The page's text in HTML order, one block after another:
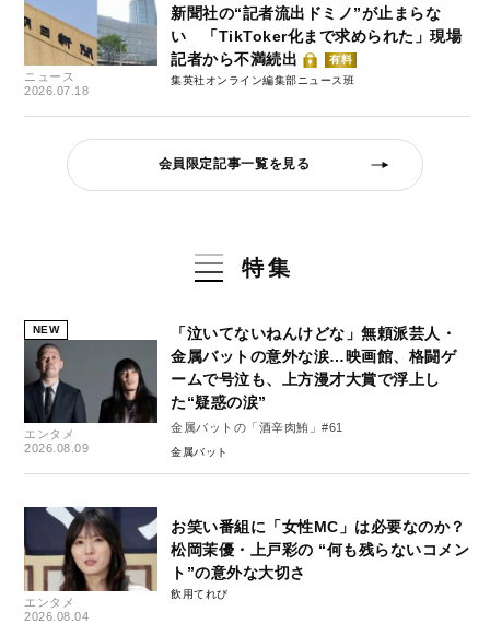
ニュース
2026.07.18
新聞社の“記者流出ドミノ”が止まらな
い 「TikToker化まで求められた」現場
記者から不満続出
有料
集英社オンライン編集部ニュース班
会員限定記事一覧を見る
特集
NEW
エンタメ
2026.08.09
「泣いてないねんけどな」無頼派芸人・
金属バットの意外な涙…映画館、格闘ゲ
ームで号泣も、上方漫才大賞で浮上し
た“疑惑の涙”
金属バットの「酒辛肉鮪」#61
金属バット
エンタメ
2026.08.04
お笑い番組に「女性MC」は必要なのか？
松岡茉優・上戸彩の “何も残らないコメン
ト”の意外な大切さ
飲用てれび